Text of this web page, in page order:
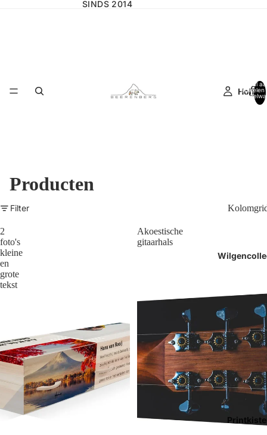
SINDS 2014
Home
Totaal
artikelen
Producten
Filter
2
foto's
kleine
en
grote
tekst
Akoestische
gitaarhals